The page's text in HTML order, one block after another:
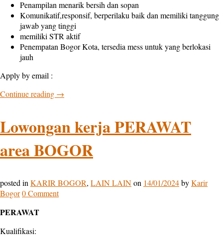
Penampilan menarik bersih dan sopan
Komunikatif,responsif, berperilaku baik dan memiliki tanggung
jawab yang tinggi
memiliki STR aktif
Penempatan Bogor Kota, tersedia mess untuk yang berlokasi
jauh
Apply by email :
Continue reading →
Lowongan kerja PERAWAT
area BOGOR
posted in KARIR BOGOR, LAIN LAINon 14/01/2024byKarir
Bogor0 Comment
PERAWAT
Kualifikasi: